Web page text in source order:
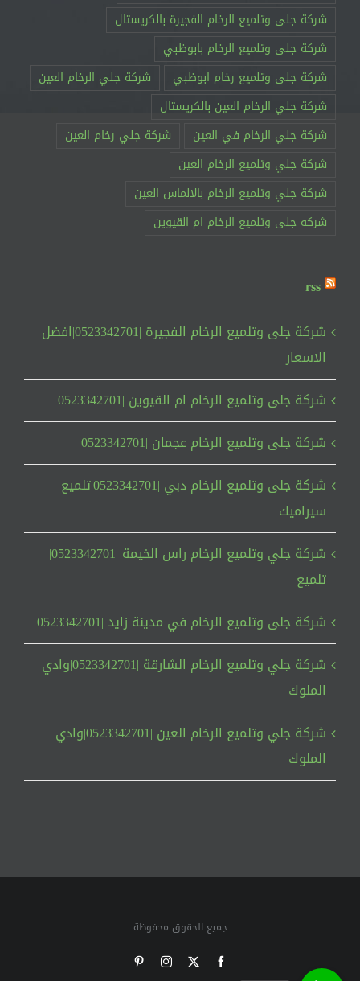
شركة جلى وتلميع الرخام الفجيرة بالكريستال
شركة جلى وتلميع الرخام بابوظبي
شركة جلى وتلميع رخام ابوظبي
شركة جلي الرخام العين
شركة جلي الرخام العين بالكريستال
شركة جلي الرخام في العين
شركة جلي رخام العين
شركة جلي وتلميع الرخام العين
شركة جلي وتلميع الرخام بالالماس العين
شركه جلى وتلميع الرخام ام القيوين
rss
شركة جلى وتلميع الرخام الفجيرة |0523342701|افضل
الاسعار
شركة جلى وتلميع الرخام ام القيوين |0523342701
شركة جلى وتلميع الرخام عجمان |0523342701
شركة جلى وتلميع الرخام دبي |0523342701|تلميع
سيراميك
شركة جلي وتلميع الرخام راس الخيمة |0523342701|
تلميع
شركة جلى وتلميع الرخام في مدينة زايد |0523342701
شركة جلي وتلميع الرخام الشارقة |0523342701|وادي
الملوك
شركة جلي وتلميع الرخام العين |0523342701|وادي
الملوك
جميع الحقوق محفوظة
Facebook
X
Instagram